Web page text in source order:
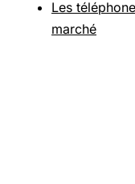
Les
marché